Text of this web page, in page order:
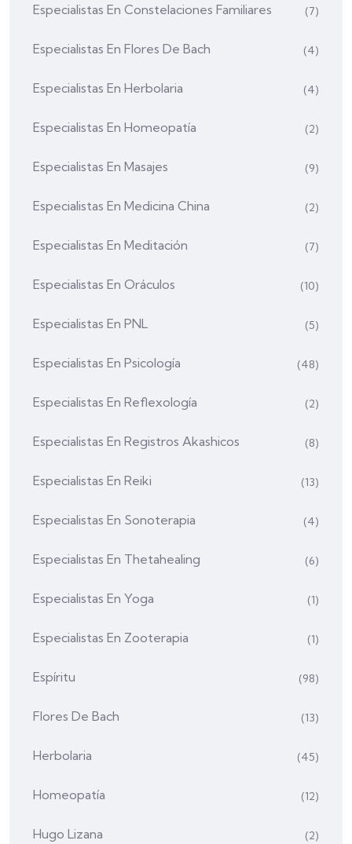
Especialistas En Constelaciones Familiares (7)
Especialistas En Flores De Bach (4)
Especialistas En Herbolaria (4)
Especialistas En Homeopatía (2)
Especialistas En Masajes (9)
Especialistas En Medicina China (2)
Especialistas En Meditación (7)
Especialistas En Oráculos (10)
Especialistas En PNL (5)
Especialistas En Psicología (48)
Especialistas En Reflexología (2)
Especialistas En Registros Akashicos (8)
Especialistas En Reiki (13)
Especialistas En Sonoterapia (4)
Especialistas En Thetahealing (6)
Especialistas En Yoga (1)
Especialistas En Zooterapia (1)
Espíritu (98)
Flores De Bach (13)
Herbolaria (45)
Homeopatía (12)
Hugo Lizana (2)